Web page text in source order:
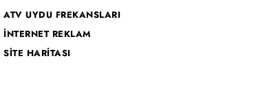
ATV UYDU FREKANSLARI
İNTERNET REKLAM
SİTE HARİTASI